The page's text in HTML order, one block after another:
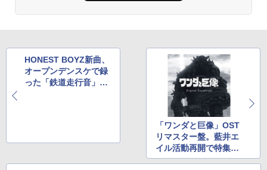
HONEST BOYZ新曲、
オープンデンスケで録
った「鉄道走行音」、
「ワンダと巨像」OST
リマスター盤。藍井エ
イル活動再開で特集ペ
ージも